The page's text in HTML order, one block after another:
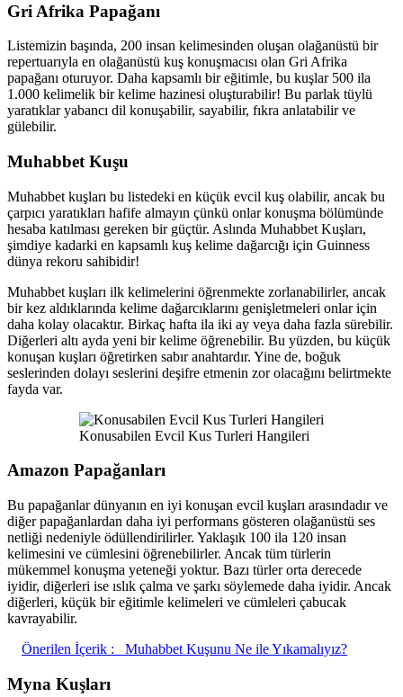
Gri Afrika Papağanı
Listemizin başında, 200 insan kelimesinden oluşan olağanüstü bir
repertuarıyla en olağanüstü kuş konuşmacısı olan Gri Afrika
papağanı oturuyor. Daha kapsamlı bir eğitimle, bu kuşlar 500 ila
1.000 kelimelik bir kelime hazinesi oluşturabilir! Bu parlak tüylü
yaratıklar yabancı dil konuşabilir, sayabilir, fıkra anlatabilir ve
gülebilir.
Muhabbet Kuşu
Muhabbet kuşları bu listedeki en küçük evcil kuş olabilir, ancak bu
çarpıcı yaratıkları hafife almayın çünkü onlar konuşma bölümünde
hesaba katılması gereken bir güçtür. Aslında Muhabbet Kuşları,
şimdiye kadarki en kapsamlı kuş kelime dağarcığı için Guinness
dünya rekoru sahibidir!
Muhabbet kuşları ilk kelimelerini öğrenmekte zorlanabilirler, ancak
bir kez aldıklarında kelime dağarcıklarını genişletmeleri onlar için
daha kolay olacaktır. Birkaç hafta ila iki ay veya daha fazla sürebilir.
Diğerleri altı ayda yeni bir kelime öğrenebilir. Bu yüzden, bu küçük
konuşan kuşları öğretirken sabır anahtardır. Yine de, boğuk
seslerinden dolayı seslerini deşifre etmenin zor olacağını belirtmekte
fayda var.
Konusabilen Evcil Kus Turleri Hangileri
Amazon Papağanları
Bu papağanlar dünyanın en iyi konuşan evcil kuşları arasındadır ve
diğer papağanlardan daha iyi performans gösteren olağanüstü ses
netliği nedeniyle ödüllendirilirler. Yaklaşık 100 ila 120 insan
kelimesini ve cümlesini öğrenebilirler. Ancak tüm türlerin
mükemmel konuşma yeteneği yoktur. Bazı türler orta derecede
iyidir, diğerleri ise ıslık çalma ve şarkı söylemede daha iyidir. Ancak
diğerleri, küçük bir eğitimle kelimeleri ve cümleleri çabucak
kavrayabilir.
Önerilen İçerik :
Muhabbet Kuşunu Ne ile Yıkamalıyız?
Myna Kuşları